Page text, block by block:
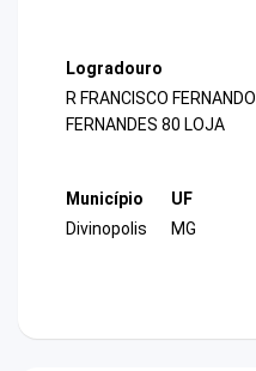
Logradouro
R FRANCISCO FERNANDO
FERNANDES 80 LOJA
Município
Divinopolis
UF
MG